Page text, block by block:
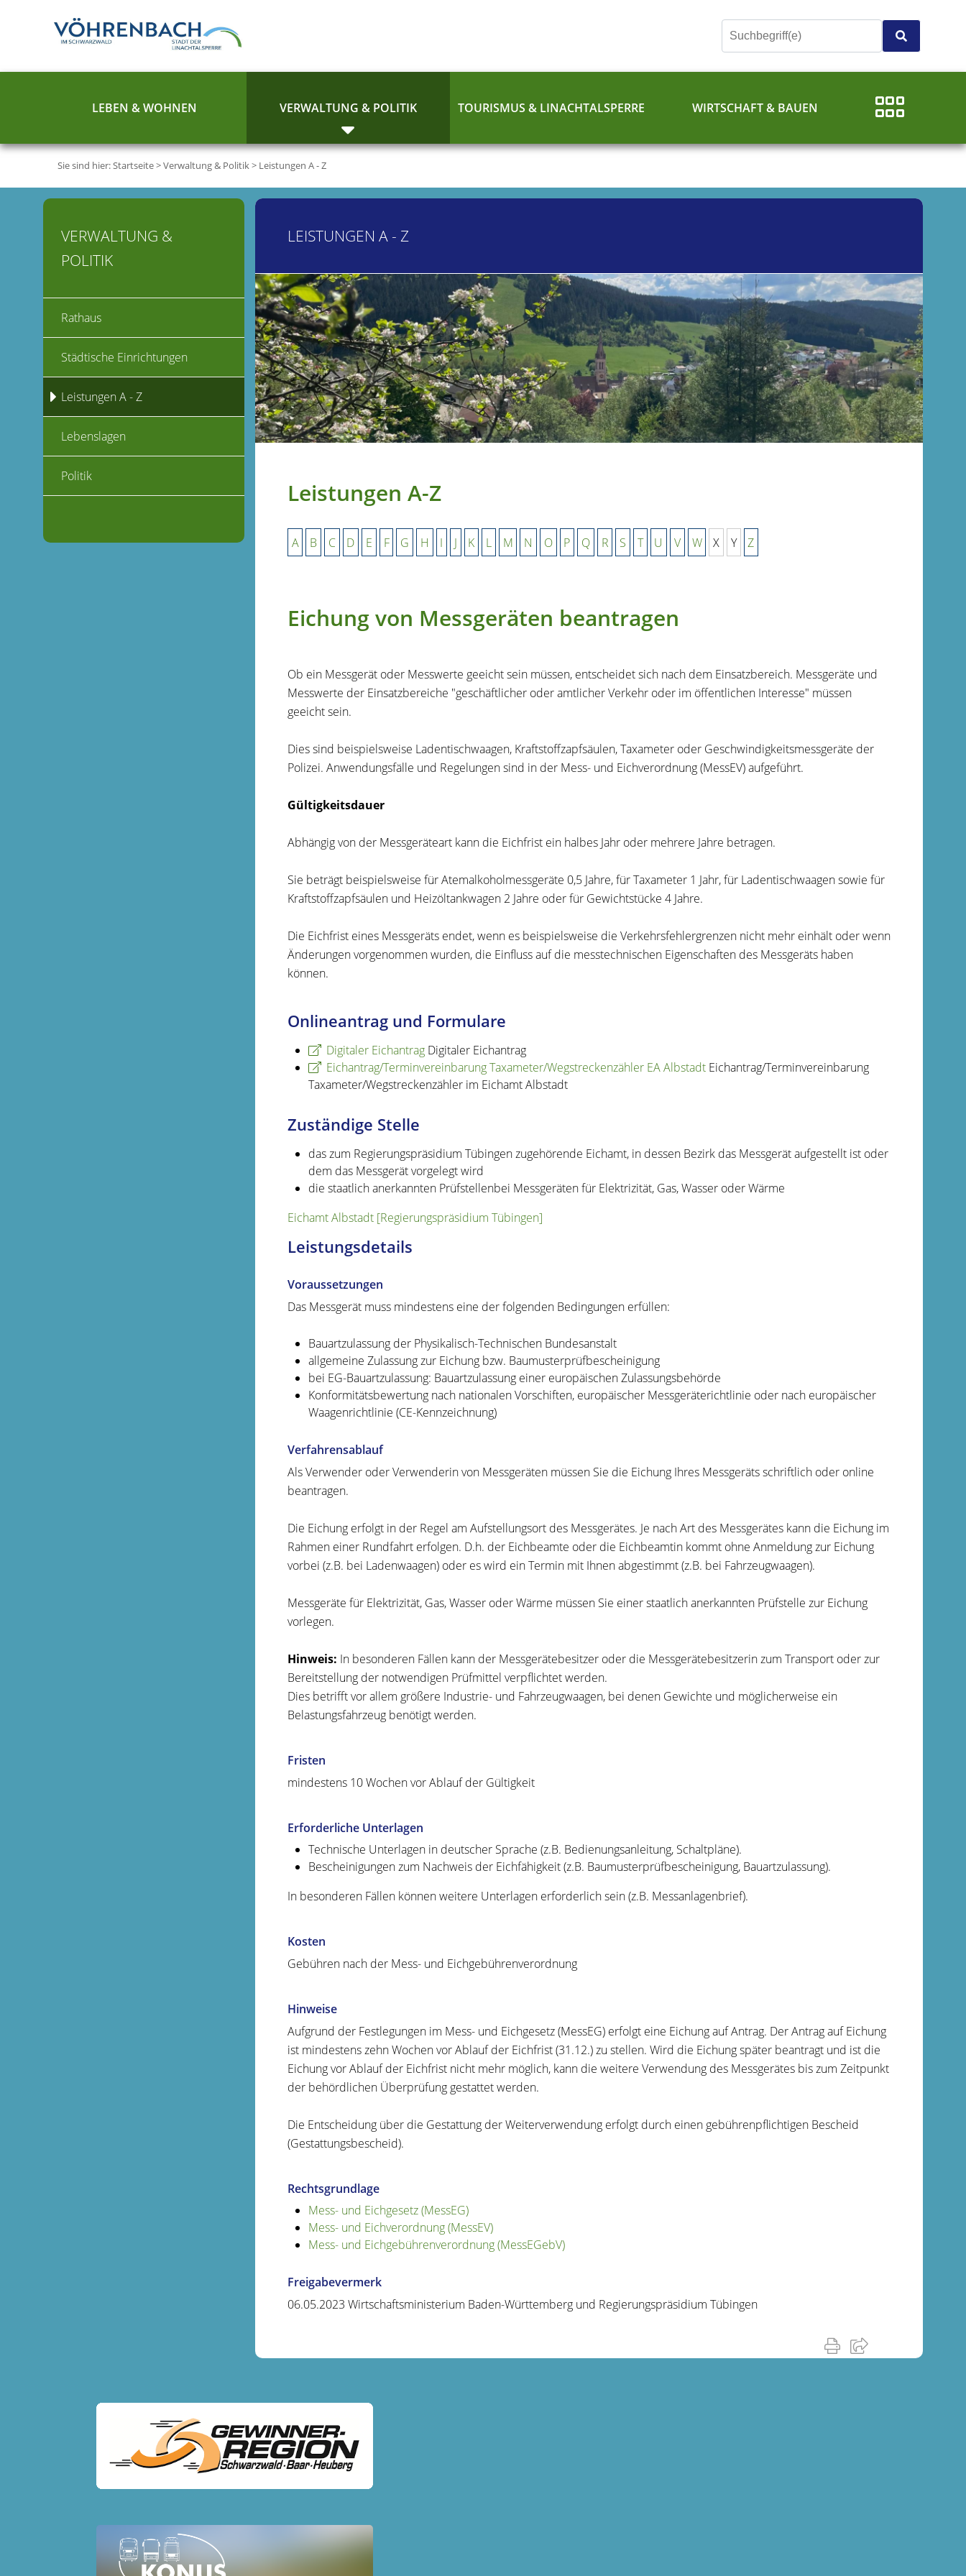
LEBEN & WOHNEN VERWALTUNG & POLITIK TOURISMUS & LINACHTALSPERRE WIRTSCHAFT & BAUEN
Sie sind hier:Startseite>Verwaltung & Politik> Leistungen A - Z
LEISTUNGEN A - Z
Leistungen A-Z
A B C D E F G H I J K L M N O P Q R S T U V W X Y Z
Eichung von Messgeräten beantragen
Ob ein Messgerät oder Messwerte geeicht sein müssen, entscheidet sich nach dem Einsatzbereich. Messgeräte und
Messwerte der Einsatzbereiche "geschäftlicher oder amtlicher Verkehr oder im öffentlichen Interesse" müssen
geeicht sein.
Dies sind beispielsweise Ladentischwaagen, Kraftstoffzapfsäulen, Taxameter oder Geschwindigkeitsmessgeräte der
Polizei. Anwendungsfälle und Regelungen sind in der Mess- und Eichverordnung (MessEV) aufgeführt.
Gültigkeitsdauer
Abhängig von der Messgeräteart kann die Eichfrist ein halbes Jahr oder mehrere Jahre betragen.
Sie beträgt beispielsweise für Atemalkoholmessgeräte 0,5 Jahre, für Taxameter 1 Jahr, für Ladentischwaagen sowie für
Kraftstoffzapfsäulen und Heizöltankwagen 2 Jahre oder für Gewichtstücke 4 Jahre.
Die Eichfrist eines Messgeräts endet, wenn es beispielsweise die Verkehrsfehlergrenzen nicht mehr einhält oder wenn
Änderungen vorgenommen wurden, die Einfluss auf die messtechnischen Eigenschaften des Messgeräts haben
können.
Onlineantrag und Formulare
Digitaler Eichantrag Digitaler Eichantrag
Eichantrag/Terminvereinbarung Taxameter/Wegstreckenzähler EA Albstadt Eichantrag/Terminvereinbarung
Taxameter/Wegstreckenzähler im Eichamt Albstadt
Zuständige Stelle
das zum Regierungspräsidium Tübingen zugehörende Eichamt, in dessen Bezirk das Messgerät aufgestellt ist oder
dem das Messgerät vorgelegt wird
die staatlich anerkannten Prüfstellenbei Messgeräten für Elektrizität, Gas, Wasser oder Wärme
Eichamt Albstadt [Regierungspräsidium Tübingen]
Leistungsdetails
Voraussetzungen
Das Messgerät muss mindestens eine der folgenden Bedingungen erfüllen:
Bauartzulassung der Physikalisch-Technischen Bundesanstalt
allgemeine Zulassung zur Eichung bzw. Baumusterprüfbescheinigung
bei EG-Bauartzulassung: Bauartzulassung einer europäischen Zulassungsbehörde
Konformitätsbewertung nach nationalen Vorschiften, europäischer Messgeräterichtlinie oder nach europäischer
Waagenrichtlinie (CE-Kennzeichnung)
Verfahrensablauf
Als Verwender oder Verwenderin von Messgeräten müssen Sie die Eichung Ihres Messgeräts schriftlich oder online
beantragen.
Die Eichung erfolgt in der Regel am Aufstellungsort des Messgerätes. Je nach Art des Messgerätes kann die Eichung im
Rahmen einer Rundfahrt erfolgen. D.h. der Eichbeamte oder die Eichbeamtin kommt ohne Anmeldung zur Eichung
vorbei (z.B. bei Ladenwaagen) oder es wird ein Termin mit Ihnen abgestimmt (z.B. bei Fahrzeugwaagen).
Messgeräte für Elektrizität, Gas, Wasser oder Wärme müssen Sie einer staatlich anerkannten Prüfstelle zur Eichung
vorlegen.
Hinweis: In besonderen Fällen kann der Messgerätebesitzer oder die Messgerätebesitzerin zum Transport oder zur
Bereitstellung der notwendigen Prüfmittel verpflichtet werden.
Dies betrifft vor allem größere Industrie- und Fahrzeugwaagen, bei denen Gewichte und möglicherweise ein
Belastungsfahrzeug benötigt werden.
Fristen
mindestens 10 Wochen vor Ablauf der Gültigkeit
Erforderliche Unterlagen
Technische Unterlagen in deutscher Sprache (z.B. Bedienungsanleitung, Schaltpläne).
Bescheinigungen zum Nachweis der Eichfähigkeit (z.B. Baumusterprüfbescheinigung, Bauartzulassung).
In besonderen Fällen können weitere Unterlagen erforderlich sein (z.B. Messanlagenbrief).
Kosten
Gebühren nach der Mess- und Eichgebührenverordnung
Hinweise
Aufgrund der Festlegungen im Mess- und Eichgesetz (MessEG) erfolgt eine Eichung auf Antrag. Der Antrag auf Eichung
ist mindestens zehn Wochen vor Ablauf der Eichfrist (31.12.) zu stellen. Wird die Eichung später beantragt und ist die
Eichung vor Ablauf der Eichfrist nicht mehr möglich, kann die weitere Verwendung des Messgerätes bis zum Zeitpunkt
der behördlichen Überprüfung gestattet werden.
Die Entscheidung über die Gestattung der Weiterverwendung erfolgt durch einen gebührenpflichtigen Bescheid
(Gestattungsbescheid).
Rechtsgrundlage
Mess- und Eichgesetz (MessEG)
Mess- und Eichverordnung (MessEV)
Mess- und Eichgebührenverordnung (MessEGebV)
Freigabevermerk
06.05.2023 Wirtschaftsministerium Baden-Württemberg und Regierungspräsidium Tübingen
VERWALTUNG &
POLITIK
Rathaus
Städtische Einrichtungen
Leistungen A - Z
Lebenslagen
Politik